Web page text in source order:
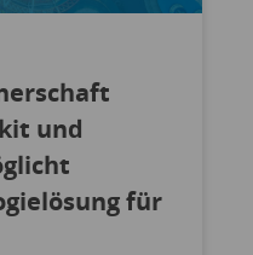
und
für